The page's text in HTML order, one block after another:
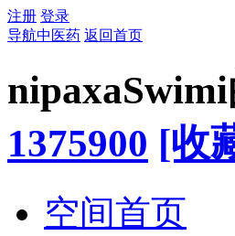
注册 登录
导航中医药 返回首页
1375900 [收
空间首页